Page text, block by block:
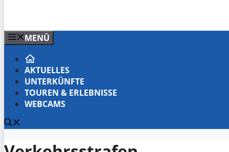
MENÜ
AKTUELLES
UNTERKÜNFTE
TOUREN & ERLEBNISSE
WEBCAMS